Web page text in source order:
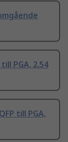
PGA, 2.54
till PGA,